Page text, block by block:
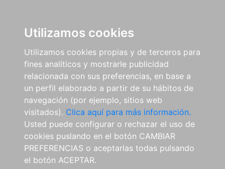
Utilizamos cookies
Utilizamos cookies propias y de terceros para
fines analíticos y mostrarle publicidad
relacionada con sus preferencias, en base a
un perfil elaborado a partir de su hábitos de
navegación (por ejemplo, sitios web
visitados). Clica aquí para más información.
Usted puede configurar o rechazar el uso de
cookies puslando en el botón CAMBIAR
PREFERENCIAS o aceptarlas todas pulsando
el botón ACEPTAR.